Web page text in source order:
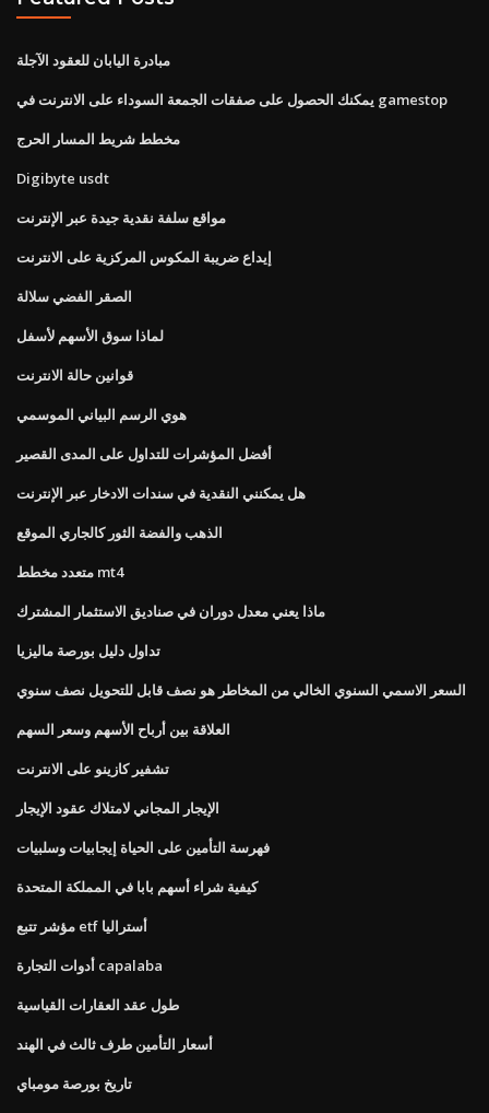
مبادرة اليابان للعقود الآجلة
يمكنك الحصول على صفقات الجمعة السوداء على الانترنت في gamestop
مخطط شريط المسار الحرج
Digibyte usdt
مواقع سلفة نقدية جيدة عبر الإنترنت
إيداع ضريبة المكوس المركزية على الانترنت
الصقر الفضي سلالة
لماذا سوق الأسهم لأسفل
قوانين حالة الانترنت
هوي الرسم البياني الموسمي
أفضل المؤشرات للتداول على المدى القصير
هل يمكنني النقدية في سندات الادخار عبر الإنترنت
الذهب والفضة الثور كالجاري الموقع
متعدد مخطط mt4
ماذا يعني معدل دوران في صناديق الاستثمار المشترك
تداول دليل بورصة ماليزيا
السعر الاسمي السنوي الخالي من المخاطر هو نصف قابل للتحويل نصف سنوي
العلاقة بين أرباح الأسهم وسعر السهم
تشفير كازينو على الانترنت
الإيجار المجاني لامتلاك عقود الإيجار
فهرسة التأمين على الحياة إيجابيات وسلبيات
كيفية شراء أسهم بابا في المملكة المتحدة
مؤشر تتبع etf أستراليا
أدوات التجارة capalaba
طول عقد العقارات القياسية
أسعار التأمين طرف ثالث في الهند
تاريخ بورصة مومباي